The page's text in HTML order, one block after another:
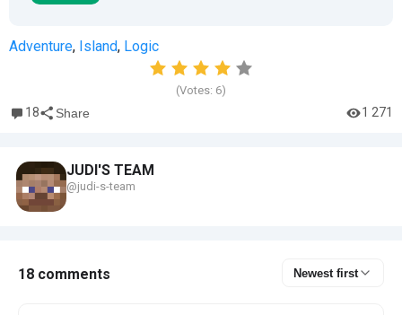
Adventure, Island, Logic
(Votes: 6)
18 Share 1 271
JUDI'S TEAM
@judi-s-team
18 comments Newest first